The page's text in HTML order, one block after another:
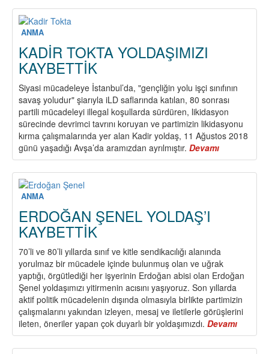
ANMA
KADİR TOKTA YOLDAŞIMIZI
KAYBETTİK
Siyasi mücadeleye İstanbul’da, "gençliğin yolu işçi sınıfının
savaş yoludur" şiarıyla iLD saflarında katılan, 80 sonrası
partili mücadeleyi illegal koşullarda sürdüren, likidasyon
sürecinde devrimci tavrını koruyan ve partimizin likidasyonu
kırma çalışmalarında yer alan Kadir yoldaş, 11 Ağustos 2018
günü yaşadığı Avşa’da aramızdan ayrılmıştır. Devamı
KADİR
TOKTA
ANMA
ERDOĞAN ŞENEL YOLDAŞ’I
KAYBETTİK
70’li ve 80’li yıllarda sınıf ve kitle sendikacılığı alanında
yorulmaz bir mücadele içinde bulunmuş olan ve uğrak
yaptığı, örgütlediği her işyerinin Erdoğan abisi olan Erdoğan
Şenel yoldaşımızı yitirmenin acısını yaşıyoruz. Son yıllarda
aktif politik mücadelenin dışında olmasıyla birlikte partimizin
çalışmalarını yakından izleyen, mesaj ve iletilerle görüşlerini
ileten, öneriler yapan çok duyarlı bir yoldaşımızdı. Devamı
ŞENEL